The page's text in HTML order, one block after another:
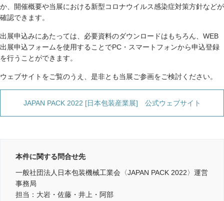
か、開催概要や当展における新型コロナウイルス感染症対策方針などが
確認できます。
出展申込みにあたっては、必要資料のダウンロードはもちろん、WEB
出展申込フォームを使用することでPC・スマートフォンから申込登録
を行うことができます。
ウェブサイトをご覧のうえ、是非とも当展ご参画をご検討ください。
JAPAN PACK 2022 [日本包装産業展] 公式ウェブサイト
本件に関する問合せ先
一般社団法人日本包装機械工業会〈JAPAN PACK 2022〉運営
事務局
担当：大岩・佐藤・井上・阿部